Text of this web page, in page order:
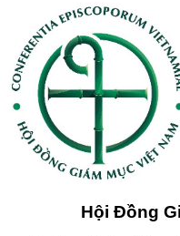
Hội Đồng